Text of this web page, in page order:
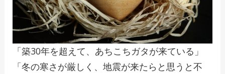
「築30年を超えて、あちこちガタが来ている」
「冬の寒さが厳しく、地震が来たらと思うと不